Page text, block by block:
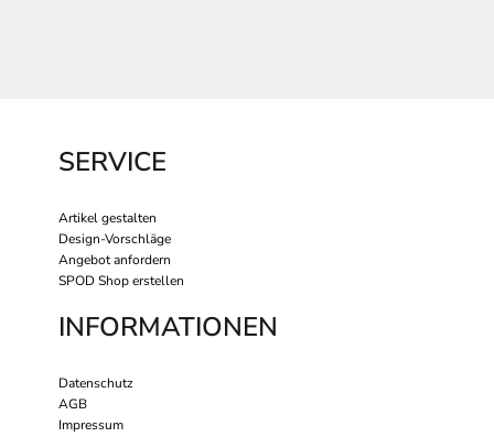
SERVICE
Artikel gestalten
Design-Vorschläge
Angebot anfordern
SPOD Shop erstellen
INFORMATIONEN
Datenschutz
AGB
Impressum